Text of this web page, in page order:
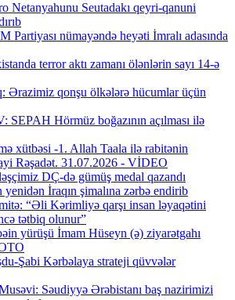
Netanyahunu Seutadakı qeyri-qanuni
Partiyası nümayəndə heyəti İmralı adasında
terror aktı zamanı ölənlərin sayı 14-ə
Ərazimiz qonşu ölkələrə hücumlar üçün
SEPAH Hörmüz boğazının açılması ilə
xütbəsi -1. Allah Taala ilə rabitənin
Rəşadət. 31.07.2026 - VİDEO
DÇ-də gümüş medal qazandı
yenidən İraqın şimalına zərbə endirib
“Əli Kərimliyə qarşı insan ləyaqətini
tətbiq olunur”
yürüşü İmam Hüseyn (ə) ziyarətgahı
Şabi Kərbəlaya strateji qüvvələr
Səudiyyə Ərəbistanı baş nazirimizi